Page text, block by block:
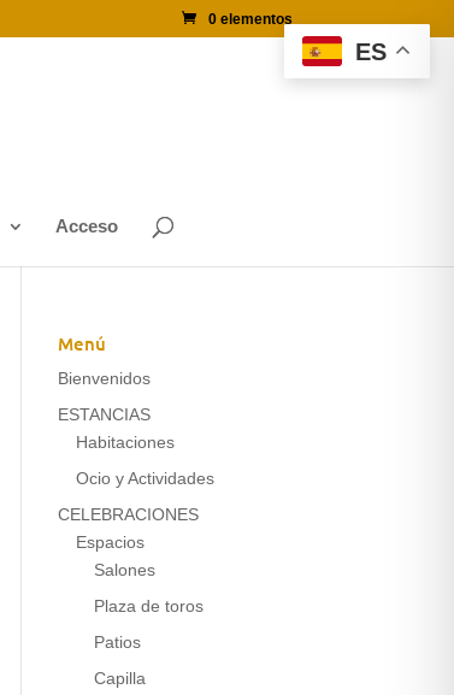
0 elementos
Acceso
Menú
Bienvenidos
ESTANCIAS
Habitaciones
Ocio y Actividades
CELEBRACIONES
Espacios
Salones
Plaza de toros
Patios
Capilla
ES